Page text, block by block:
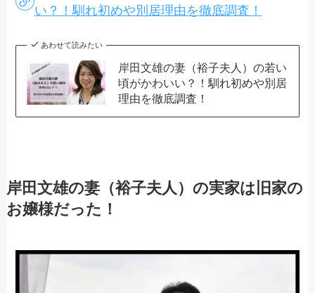
い？！馴れ初めや別居理由を徹底調査！
あわせて読みたい
岸田文雄の妻（裕子夫人）の若い
頃がかわいい？！馴れ初めや別居
理由を徹底調査！
岸田文雄の妻（裕子夫人）の実家は旧家の
お嬢様だった！